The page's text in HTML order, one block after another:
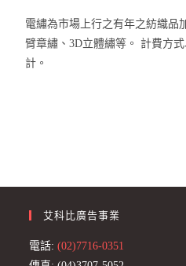
電繡為市場上行之有年之紡織品
臂章繡、3D立體繡等。 計費方
計。
艾科比廣告事業
電話:(02)7716-0351